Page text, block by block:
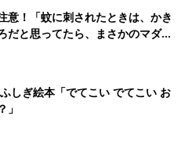
意！「蚊に刺されたときは、かき
だと思ってたら、まさかのマダ
しぎ絵本「でてこい でてこい お
」